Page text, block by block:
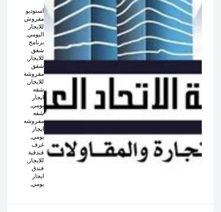
استوديو
مفروش
للايجار
اليومي,
برنامج
شقق
للايجار,
شقق
مفروشة
للايجار,
شقه
ايجار
يومي,
شقه
مفروشه
ايجار
يومي,
غرف
فندقية
للايجار,
فندق
ايجار
يومي,